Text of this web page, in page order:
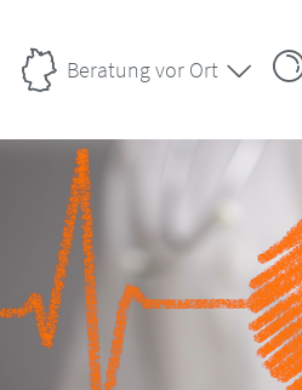
Beratung vor Ort